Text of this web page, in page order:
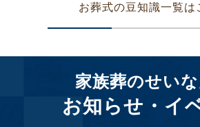
お葬式の豆知識一覧は
家族葬のせい
お知らせ・イ